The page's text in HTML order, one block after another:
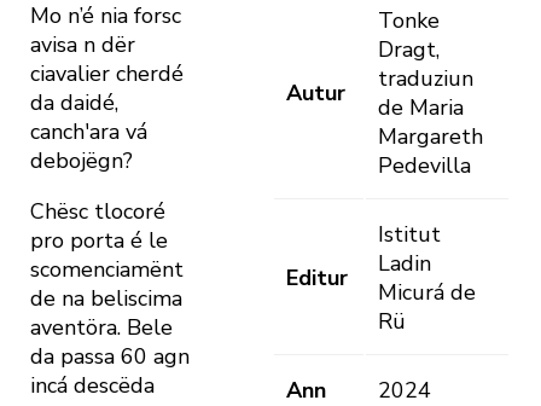
Mo n’é nia forsc
avisa n dër
ciavalier cherdé
da daidé,
canch'ara vá
debojëgn?
Chësc tlocoré
pro porta é le
scomenciamënt
de na beliscima
aventöra. Bele
da passa 60 agn
incá descëda
Autur
Tonke
Dragt,
traduziun
de Maria
Margareth
Pedevilla
Editur
Istitut
Ladin
Micurá de
Rü
Ann 2024